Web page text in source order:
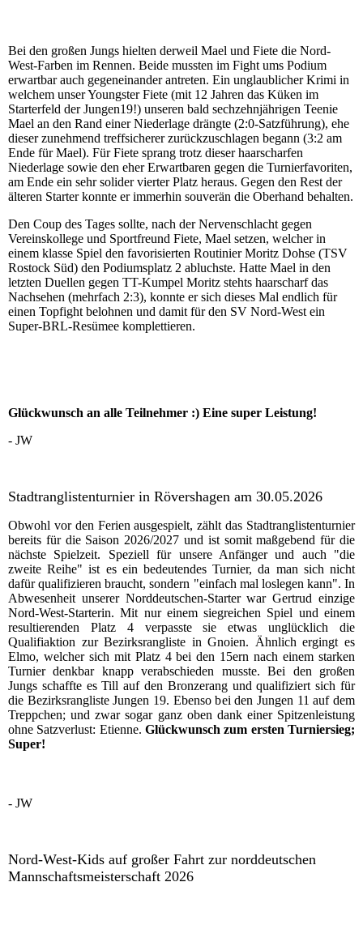
Bei den großen Jungs hielten derweil Mael und Fiete die Nord-
West-Farben im Rennen. Beide mussten im Fight ums Podium
erwartbar auch gegeneinander antreten. Ein unglaublicher Krimi in
welchem unser Youngster Fiete (mit 12 Jahren das Küken im
Starterfeld der Jungen19!) unseren bald sechzehnjährigen Teenie
Mael an den Rand einer Niederlage drängte (2:0-Satzführung), ehe
dieser zunehmend treffsicherer zurückzuschlagen begann (3:2 am
Ende für Mael). Für Fiete sprang trotz dieser haarscharfen
Niederlage sowie den eher Erwartbaren gegen die Turnierfavoriten,
am Ende ein sehr solider vierter Platz heraus. Gegen den Rest der
älteren Starter konnte er immerhin souverän die Oberhand behalten.
Den Coup des Tages sollte, nach der Nervenschlacht gegen
Vereinskollege und Sportfreund Fiete, Mael setzen, welcher in
einem klasse Spiel den favorisierten Routinier Moritz Dohse (TSV
Rostock Süd) den Podiumsplatz 2 abluchste. Hatte Mael in den
letzten Duellen gegen TT-Kumpel Moritz stehts haarscharf das
Nachsehen (mehrfach 2:3), konnte er sich dieses Mal endlich für
einen Topfight belohnen und damit für den SV Nord-West ein
Super-BRL-Resümee komplettieren.
Glückwunsch an alle Teilnehmer :) Eine super Leistung!
- JW
Stadtranglistenturnier in Rövershagen am 30.05.2026
Obwohl vor den Ferien ausgespielt, zählt das Stadtranglistenturnier
bereits für die Saison 2026/2027 und ist somit maßgebend für die
nächste Spielzeit. Speziell für unsere Anfänger und auch "die
zweite Reihe" ist es ein bedeutendes Turnier, da man sich nicht
dafür qualifizieren braucht, sondern "einfach mal loslegen kann". In
Abwesenheit unserer Norddeutschen-Starter war Gertrud einzige
Nord-West-Starterin. Mit nur einem siegreichen Spiel und einem
resultierenden Platz 4 verpasste sie etwas unglücklich die
Qualifiaktion zur Bezirksrangliste in Gnoien. Ähnlich ergingt es
Elmo, welcher sich mit Platz 4 bei den 15ern nach einem starken
Turnier denkbar knapp verabschieden musste. Bei den großen
Jungs schaffte es Till auf den Bronzerang und qualifiziert sich für
die Bezirksrangliste Jungen 19. Ebenso bei den Jungen 11 auf dem
Treppchen; und zwar sogar ganz oben dank einer Spitzenleistung
ohne Satzverlust: Etienne. Glückwunsch zum ersten Turniersieg;
Super!
- JW
Nord-West-Kids auf großer Fahrt zur norddeutschen
Mannschaftsmeisterschaft 2026